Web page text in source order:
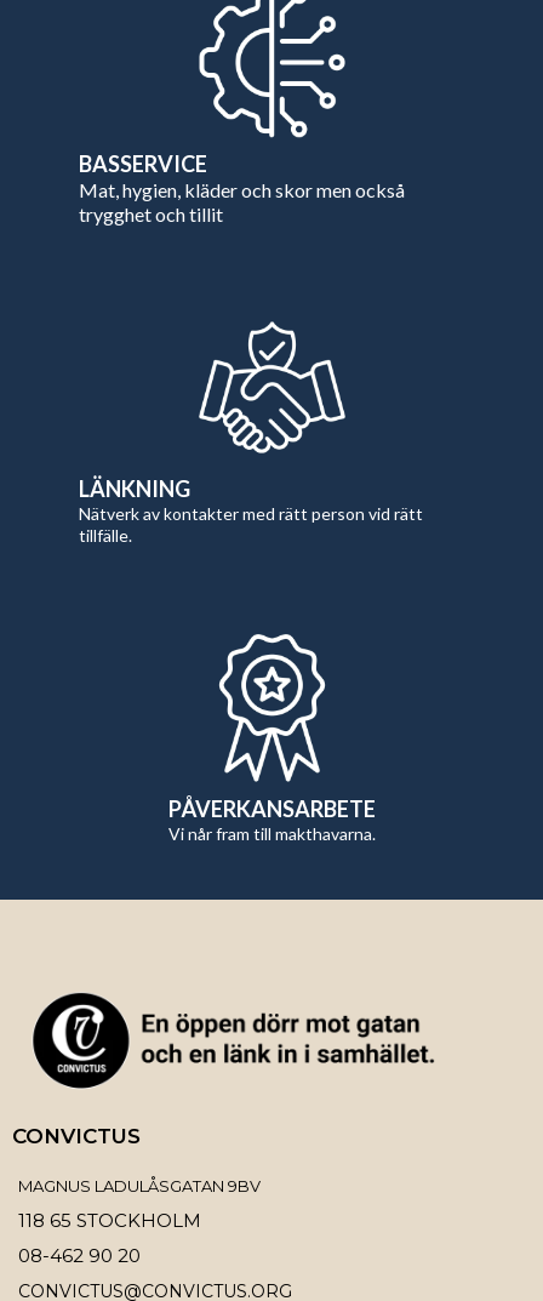
BASSERVICE
Mat, hygien, kläder och skor men också
trygghet och tillit
LÄNKNING
Nätverk av kontakter med rätt person vid rätt
tillfälle.
PÅVERKANSARBETE
Vi når fram till makthavarna.
CONVICTUS
MAGNUS LADULÅSGATAN 9BV
118 65 STOCKHOLM
08-462 90 20
CONVICTUS@CONVICTUS.ORG